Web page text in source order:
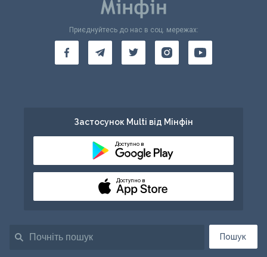
Пошук
Приєднуйтесь до нас в соц. мережах:
Застосунок Multi від Мінфін
Доступно в
Доступно в